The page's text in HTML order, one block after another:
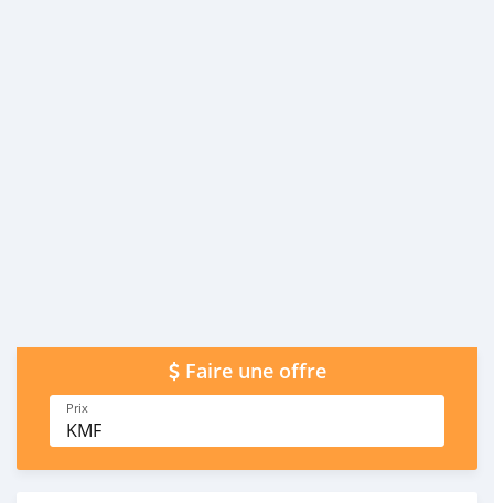
Faire une offre
Prix
KMF